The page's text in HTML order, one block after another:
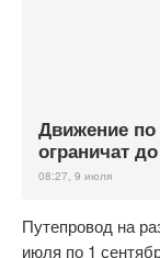
Движение
ограничат
08:27, 9 июля
Путепровод на
июля по 1